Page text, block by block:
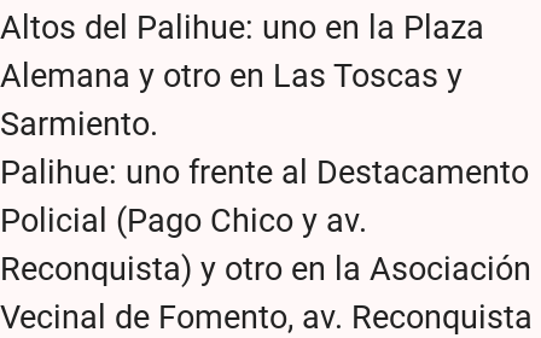
Altos del Palihue: uno en la Plaza
Alemana y otro en Las Toscas y
Sarmiento.
Palihue: uno frente al Destacamento
Policial (Pago Chico y av.
Reconquista) y otro en la Asociación
Vecinal de Fomento, av. Reconquista